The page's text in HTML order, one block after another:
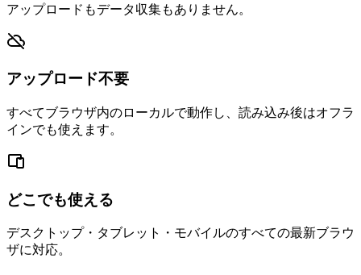
アップロードもデータ収集もありません。
アップロード不要
すべてブラウザ内のローカルで動作し、読み込み後はオフラ
インでも使えます。
どこでも使える
デスクトップ・タブレット・モバイルのすべての最新ブラウ
ザに対応。